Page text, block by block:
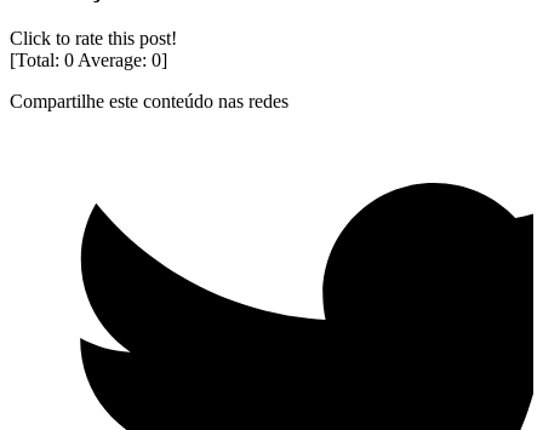
Click to rate this post!
[Total: 0 Average: 0]
Compartilhe este conteúdo nas redes